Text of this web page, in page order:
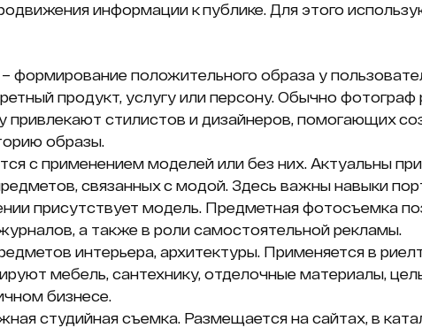
информации к публике. Для этого
формирование положительного образа у
продукт, услугу или персону. Обычно
привлекают стилистов и дизайнеров, помогающих
образы.
с применением моделей или без них. Актуальны
связанных с модой. Здесь важны навыки
присутствует модель. Предметная фотосъемка
а также в роли самостоятельной рекламы.
интерьера, архитектуры. Применяется в
мебель, сантехнику, отделочные материалы,
бизнесе.
студийная съемка. Размещается на сайтах, в